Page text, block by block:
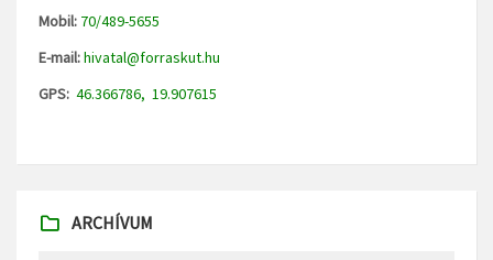
Mobil: 70/489-5655
E-mail:hivatal@forraskut.hu
GPS: 46.366786, 19.907615
ARCHÍVUM